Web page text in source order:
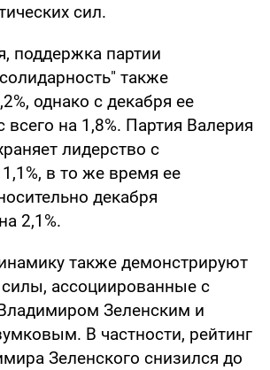
сил.
поддержка партии
также
однако с декабря ее
всего на 1,8%. Партия Валерия
лидерство с
в то же время ее
декабря
2,1%.
также демонстрируют
ассоциированные с
Зеленским и
В частности, рейтинг
Зеленского снизился до